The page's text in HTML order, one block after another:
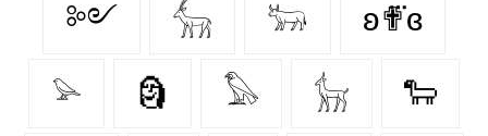
༻ 𓃲 𓃽 ʚ✟⃛ɞ
𓅫 🗿 𓅃 𓃴 🐑